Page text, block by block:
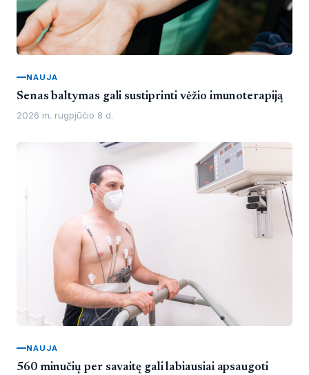
NAUJA
Senas baltymas gali sustiprinti vėžio imunoterapiją
2026 m. rugpjūčio 8 d.
NAUJA
560 minučių per savaitę gali labiausiai apsaugoti